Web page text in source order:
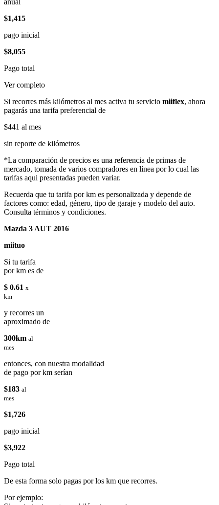
$1,415
pago inicial
$8,055
Pago total
Ver completo
Si recorres más kilómetros al mes activa tu servicio miiflex, ahora
pagarás una tarifa preferencial de
$441 al mes
sin reporte de kilómetros
*La comparación de precios es una referencia de primas de
mercado, tomada de varios compradores en línea por lo cual las
tarifas aqui presentadas pueden variar.
Recuerda que tu tarifa por km es personalizada y depende de
factores como: edad, género, tipo de garaje y modelo del auto.
Consulta términos y condiciones.
Mazda 3 AUT 2016
miituo
Si tu tarifa
por km es de
$ 0.61 x
km
y recorres un
aproximado de
300km al
mes
entonces, con nuestra modalidad
de pago por km serían
$183 al
mes
$1,726
pago inicial
$3,922
Pago total
De esta forma solo pagas por los km que recorres.
Por ejemplo: